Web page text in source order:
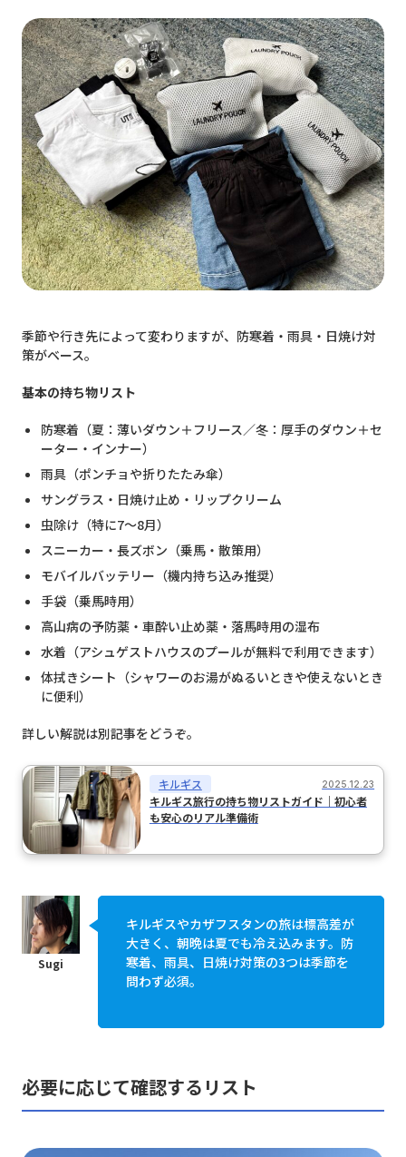
季節や行き先によって変わりますが、防寒着・雨具・日焼け対
策がベース。
基本の持ち物リスト
防寒着（夏：薄いダウン＋フリース／冬：厚手のダウン＋セ
ーター・インナー）
雨具（ポンチョや折りたたみ傘）
サングラス・日焼け止め・リップクリーム
虫除け（特に7〜8月）
スニーカー・長ズボン（乗馬・散策用）
モバイルバッテリー（機内持ち込み推奨）
手袋（乗馬時用）
高山病の予防薬・車酔い止め薬・落馬時用の湿布
水着（アシュゲストハウスのプールが無料で利用できます）
体拭きシート（シャワーのお湯がぬるいときや使えないとき
に便利）
詳しい解説は別記事をどうぞ。
キルギス 2025.12.23
キルギス旅行の持ち物リストガイド｜初心者
も安心のリアル準備術
キルギスやカザフスタンの旅は標高差が
大きく、朝晩は夏でも冷え込みます。防
寒着、雨具、日焼け対策の3つは季節を
問わず必須。
必要に応じて確認するリスト